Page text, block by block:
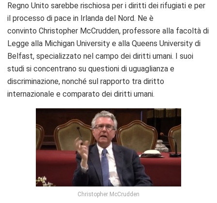
Regno Unito sarebbe rischiosa per i diritti dei rifugiati e per
il processo di pace in Irlanda del Nord. Ne è
convinto Christopher McCrudden, professore alla facoltà di
Legge alla Michigan University e alla Queens University di
Belfast, specializzato nel campo dei diritti umani. I suoi
studi si concentrano su questioni di uguaglianza e
discriminazione, nonché sul rapporto tra diritto
internazionale e comparato dei diritti umani.
Christopher McCrudden